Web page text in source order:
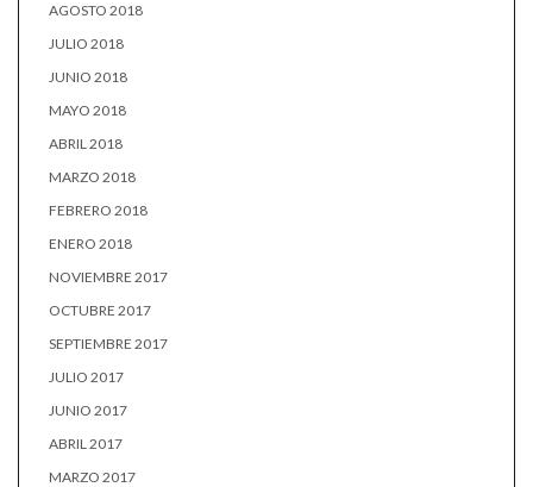
AGOSTO 2018
JULIO 2018
JUNIO 2018
MAYO 2018
ABRIL 2018
MARZO 2018
FEBRERO 2018
ENERO 2018
NOVIEMBRE 2017
OCTUBRE 2017
SEPTIEMBRE 2017
JULIO 2017
JUNIO 2017
ABRIL 2017
MARZO 2017